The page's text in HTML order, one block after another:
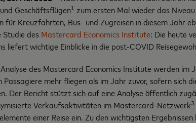
Geschäftsflügen1 zum ersten Mal wieder das
für Kreuzfahrten, Bus- und Zugreisen in diesem Jahr
Studie des Mastercard Economics Institute: Die heute
liefert wichtige Einblicke in die post-COVID
des Mastercard Economics Institute werden
Passagiere mehr fliegen als im Jahr zuvor, sofern sich
Der Bericht stützt sich auf eine Analyse öffentlich
Verkaufsaktivitäten im Mastercard-Netzwerk3
einer Reise ein. Zu den wichtigsten